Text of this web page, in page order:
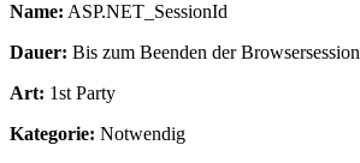
Name: ASP.NET_SessionId
Dauer: Bis zum Beenden der Browsersession
Art: 1st Party
Kategorie: Notwendig